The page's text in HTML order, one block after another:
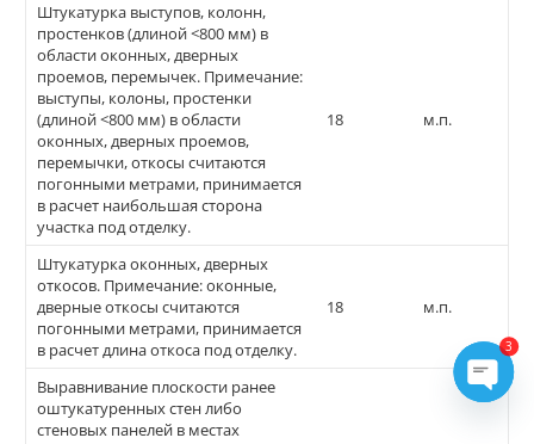
Штукатурка выступов, колонн,
простенков (длиной <800 мм) в
области оконных, дверных
проемов, перемычек. Примечание:
выступы, колоны, простенки
(длиной <800 мм) в области
оконных, дверных проемов,
перемычки, откосы считаются
погонными метрами, принимается
в расчет наибольшая сторона
участка под отделку.
18 м.п.
Штукатурка оконных, дверных
откосов. Примечание: оконные,
дверные откосы считаются
погонными метрами, принимается
в расчет длина откоса под отделку.
18 м.п.
Выравнивание плоскости ранее
оштукатуренных стен либо
стеновых панелей в местах
3